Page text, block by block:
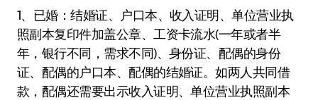
1、已婚：结婚证、户口本、收入证明、单位营业执
照副本复印件加盖公章、工资卡流水(一年或者半
年，银行不同，需求不同)、身份证、配偶的身份
证、配偶的户口本、配偶的结婚证。如两人共同借
款，配偶还需要出示收入证明、单位营业执照副本